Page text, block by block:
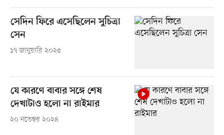
সেদিন ফিরে এসেছিলেন সুচিত্রা
সেন
১৭ জানুয়ারি ২০২৫
যে কারণে বাবার সঙ্গে শেষ
দেখাটাও হলো না রাইমার
২০ নভেম্বর ২০২৪